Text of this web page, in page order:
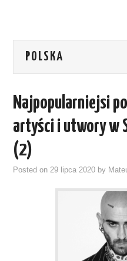
POLSKA
Najpopularniejsi
artyści i utwory w
(2)
Posted on29 lipca 2020 by